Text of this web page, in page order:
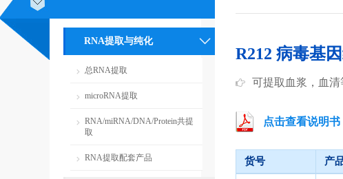
RNA提取与纯化
总RNA提取
microRNA提取
RNA/miRNA/DNA/Protein共提
取
RNA提取配套产品
R212 病毒基
可提取血浆，血
点击查看说明书
货号 产